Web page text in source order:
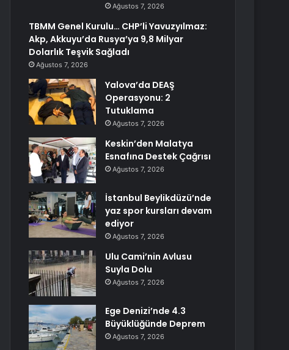
Ağustos 7, 2026
TBMM Genel Kurulu… CHP’li Yavuzyılmaz:
Akp, Akkuyu’da Rusya’ya 9,8 Milyar
Dolarlık Teşvik Sağladı
Ağustos 7, 2026
Yalova’da DEAŞ
Operasyonu: 2
Tutuklama
Ağustos 7, 2026
Keskin’den Malatya
Esnafına Destek Çağrısı
Ağustos 7, 2026
İstanbul Beylikdüzü’nde
yaz spor kursları devam
ediyor
Ağustos 7, 2026
Ulu Cami’nin Avlusu
Suyla Dolu
Ağustos 7, 2026
Ege Denizi’nde 4.3
Büyüklüğünde Deprem
Ağustos 7, 2026